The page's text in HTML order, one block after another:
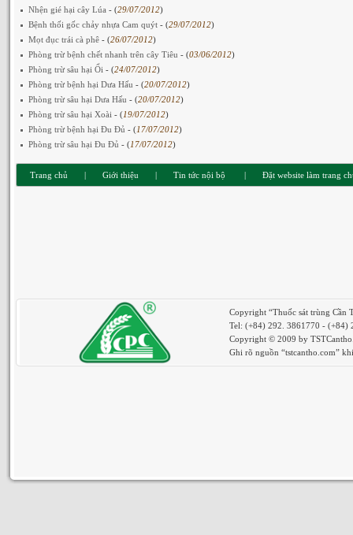
Nhện gié hại cây Lúa - (29/07/2012)
Bệnh thối gốc chảy nhựa Cam quýt - (29/07/2012)
Mọt đục trái cà phê - (26/07/2012)
Phòng trừ bệnh chết nhanh trên cây Tiêu - (03/06/2012)
Phòng trừ sâu hại Ổi - (24/07/2012)
Phòng trừ bệnh hại Dưa Hấu - (20/07/2012)
Phòng trừ sâu hại Dưa Hấu - (20/07/2012)
Phòng trừ sâu hại Xoài - (19/07/2012)
Phòng trừ bệnh hại Đu Đủ - (17/07/2012)
Phòng trừ sâu hại Đu Đủ - (17/07/2012)
Trang chủ | Giới thiệu | Tin tức nội bộ | Đặt website làm trang
Copyright “Thuốc sát trùng Cần
Tel: (+84) 292. 3861770 - (+84)
Copyright © 2009 by
Ghi rõ nguồn “tstcantho.com”